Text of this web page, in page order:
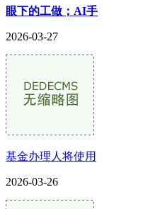
眼下的工做；AI手
2026-03-27
基金办理人将使用
2026-03-26